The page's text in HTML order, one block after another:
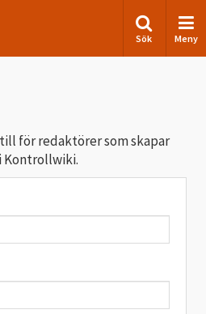
Sök Meny
för redaktörer som skapar
Kontrollwiki.